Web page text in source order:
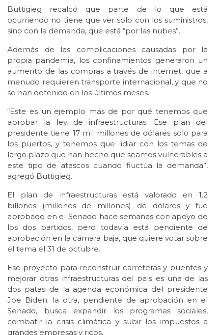
Buttigieg recalcó que parte de lo que está
ocurriendo no tiene que ver solo con los suministros,
sino con la demanda, que está “por las nubes”.
Además de las complicaciones causadas por la
propia pandemia, los confinamientos generaron un
aumento de las compras a través de internet, que a
menudo requieren transporte internacional, y que no
se han detenido en los últimos meses.
“Este es un ejemplo más de por qué tenemos que
aprobar la ley de infraestructuras. Ese plan del
presidente tiene 17 mil millones de dólares solo para
los puertos, y tenemos que lidiar con los temas de
largo plazo que han hecho que seamos vulnerables a
este tipo de atascos cuando fluctúa la demanda”,
agregó Buttigieg.
El plan de infraestructuras está valorado en 1.2
billones (millones de millones) de dólares y fue
aprobado en el Senado hace semanas con apoyo de
los dos partidos, pero todavía está pendiente de
aprobación en la cámara baja, que quiere votar sobre
el tema el 31 de octubre.
Ese proyecto para reconstruir carreteras y puentes y
mejorar otras infraestructuras del país es una de las
dos patas de la agenda económica del presidente
Joe Biden; la otra, pendiente de aprobación en el
Senado, busca expandir los programas sociales,
combatir la crisis climática y subir los impuestos a
grandes empresas y ricos.